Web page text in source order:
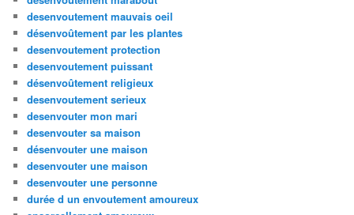
desenvoutement mauvais oeil
désenvoûtement par les plantes
desenvoutement protection
desenvoutement puissant
désenvoûtement religieux
desenvoutement serieux
desenvouter mon mari
desenvouter sa maison
désenvouter une maison
desenvouter une maison
desenvouter une personne
durée d un envoutement amoureux